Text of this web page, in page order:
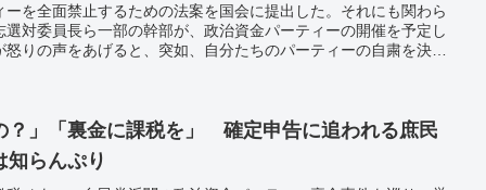
を全面禁止するための法案を国会に提出した。それにも関わら
対委員長ら一部の幹部が、政治資金パーティーの開催を予定し
りの声をあげると、突如、自分たちのパーティーの自粛を決め
？」「裏金に課税を」 確定申告に追われる庶民
らんぷり